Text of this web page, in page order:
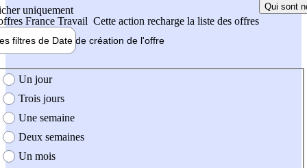
uniquement
France Travail Cette action recharge la liste des offres
Qui sont
filtres de Date de création de l'offre
création de l'offre
Un jour
Trois jours
Une semaine
Deux semaines
Un mois